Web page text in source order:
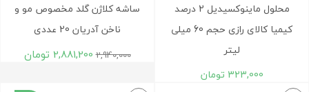
محلول ماينوکسيديل 2 درصد
کيميا کالای رازی حجم 60 ميلی
لیتر
323,000 تومان
ساشه کلاژن گلد مخصوص مو و
ناخن آدریان 20 عددی
2,940,000
2,881,200 تومان